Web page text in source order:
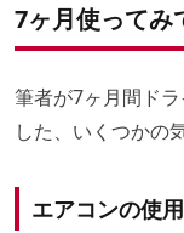
7ヶ月使ってみ
筆者が7ヶ月間ド
した、いくつかの
エアコンの使